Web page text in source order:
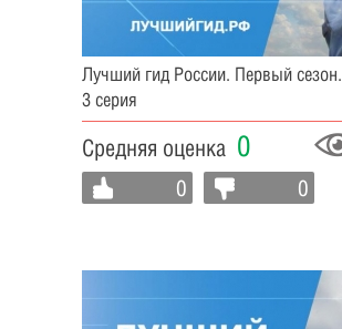
Лучший гид России. Первый сезон.
3 серия
Средняя оценка 0
0 0